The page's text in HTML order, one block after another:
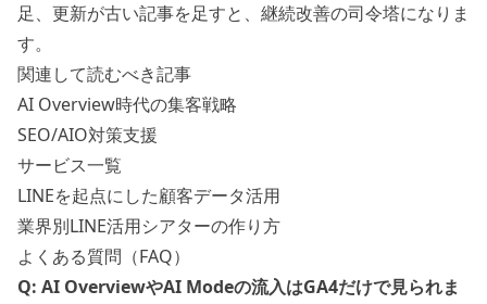
足、更新が古い記事を足すと、継続改善の司令塔になりま
す。
関連して読むべき記事
AI Overview時代の集客戦略
SEO/AIO対策支援
サービス一覧
LINEを起点にした顧客データ活用
業界別LINE活用シアターの作り方
よくある質問（FAQ）
Q: AI OverviewやAI Modeの流入はGA4だけで見られま